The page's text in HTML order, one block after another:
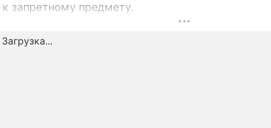
к запретному предмету.
Загрузка...